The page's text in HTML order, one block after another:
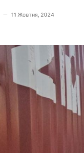
— 11 Жовтня, 2024